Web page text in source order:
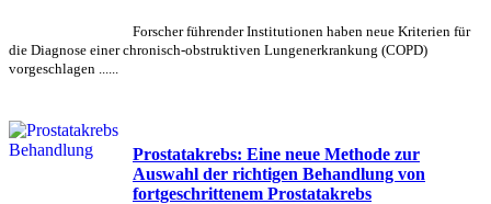
Forscher führender Institutionen haben neue Kriterien für
die Diagnose einer chronisch-obstruktiven Lungenerkrankung (COPD)
vorgeschlagen ......
Prostatakrebs: Eine neue Methode zur
Auswahl der richtigen Behandlung von
fortgeschrittenem Prostatakrebs